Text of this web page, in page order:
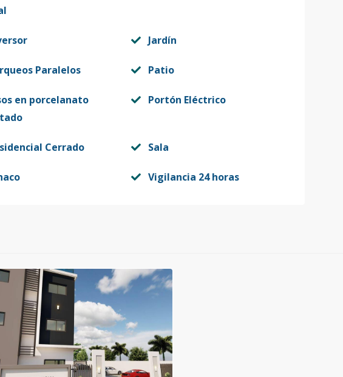
Jardín
Paralelos Patio
en porcelanato
Portón Eléctrico
Cerrado Sala
Vigilancia 24 horas